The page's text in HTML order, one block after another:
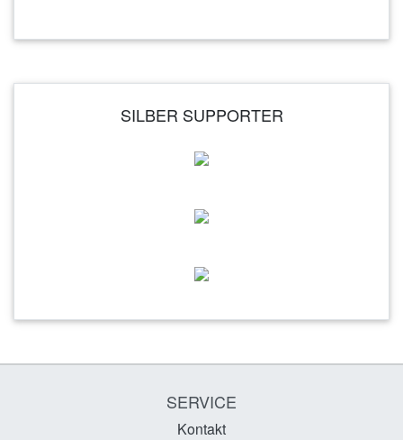
SILBER SUPPORTER
SERVICE
Kontakt